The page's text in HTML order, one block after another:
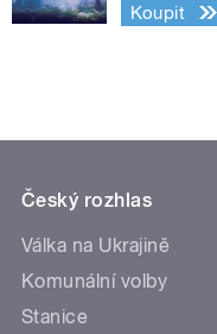
Koupit
Český rozhlas
Válka na Ukrajině
Komunální volby
Stanice